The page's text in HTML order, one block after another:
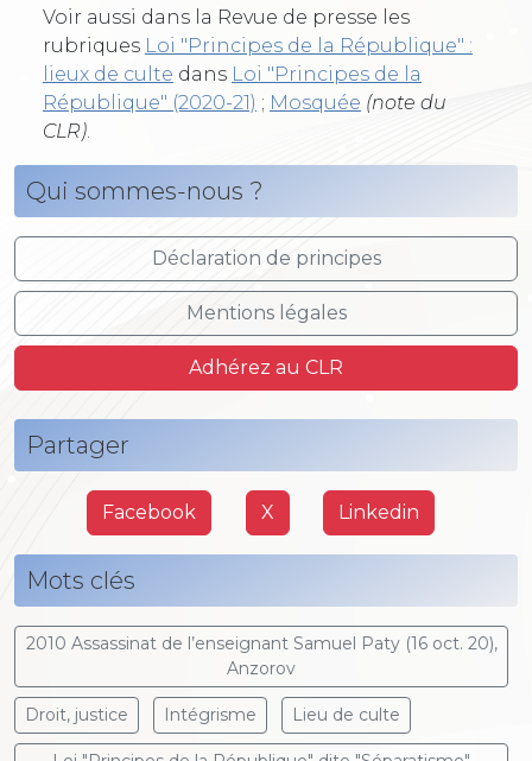
Voir aussi dans la Revue de presse les
rubriques Loi "Principes de la République" :
lieux de culte dans Loi "Principes de la
République" (2020-21) ; Mosquée (note du
CLR)
Qui sommes-nous ?
Déclaration de principes
Mentions légales
Adhérez au CLR
Partager
Facebook X Linkedin
Mots clés
2010 Assassinat de l’enseignant Samuel Paty (16 oct. 20),
Anzorov
Droit, justice Intégrisme Lieu de culte